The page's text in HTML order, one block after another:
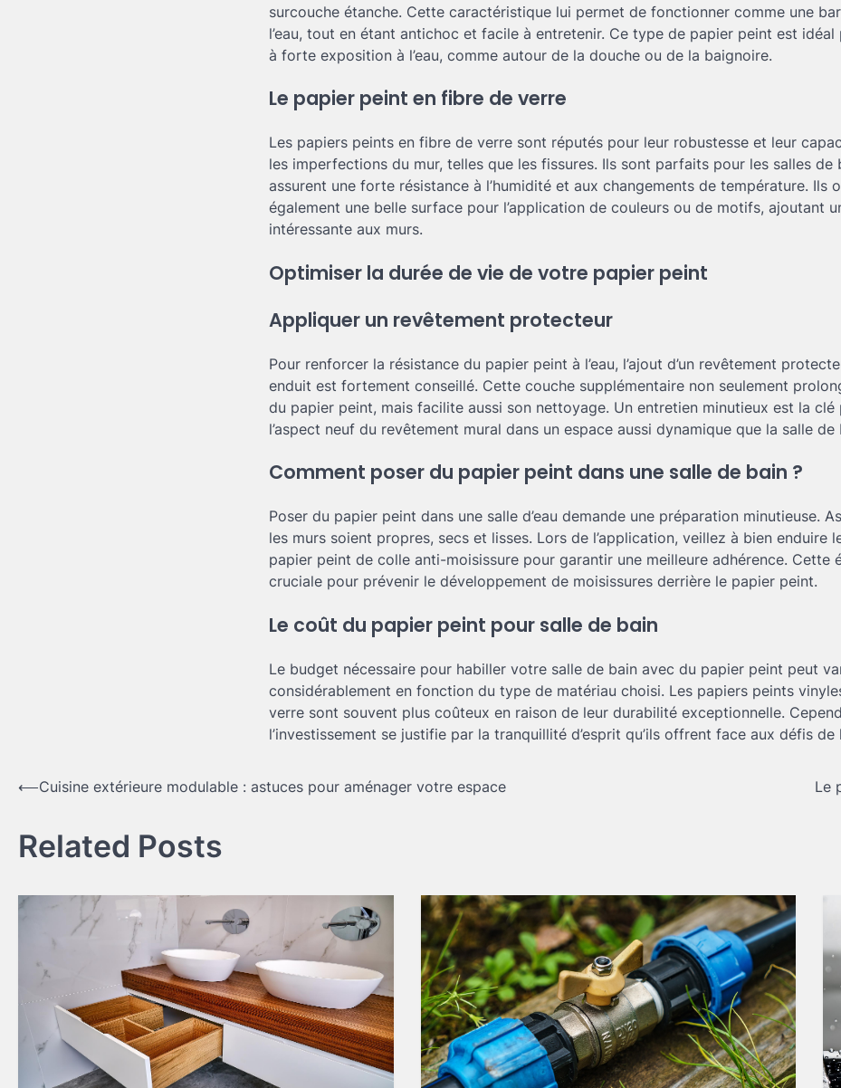
surcouche étanche. Cette caractéristique lui permet de fonctionner comme une
l’eau, tout en étant antichoc et facile à entretenir. Ce type de papier peint est idéal
à forte exposition à l’eau, comme autour de la douche ou de la baignoire.
Le papier peint en fibre de verre
Les papiers peints en fibre de verre sont réputés pour leur robustesse et leur
les imperfections du mur, telles que les fissures. Ils sont parfaits pour les salles de
assurent une forte résistance à l’humidité et aux changements de température. Ils
également une belle surface pour l’application de couleurs ou de motifs, ajoutant
intéressante aux murs.
Optimiser la durée de vie de votre papier peint
Appliquer un revêtement protecteur
Pour renforcer la résistance du papier peint à l’eau, l’ajout d’un revêtement
enduit est fortement conseillé. Cette couche supplémentaire non seulement
du papier peint, mais facilite aussi son nettoyage. Un entretien minutieux est la clé
l’aspect neuf du revêtement mural dans un espace aussi dynamique que la salle de
Comment poser du papier peint dans une salle de bain ?
Poser du papier peint dans une salle d’eau demande une préparation minutieuse.
les murs soient propres, secs et lisses. Lors de l’application, veillez à bien enduire
papier peint de colle anti-moisissure pour garantir une meilleure adhérence. Cette
cruciale pour prévenir le développement de moisissures derrière le papier peint.
Le coût du papier peint pour salle de bain
Le budget nécessaire pour habiller votre salle de bain avec du papier peint peut
considérablement en fonction du type de matériau choisi. Les papiers peints
verre sont souvent plus coûteux en raison de leur durabilité exceptionnelle.
l’investissement se justifie par la tranquillité d’esprit qu’ils offrent face aux défis de
Navigation
l’article
⟵Cuisine extérieure modulable : astuces pour aménager votre espace Le
Related Posts